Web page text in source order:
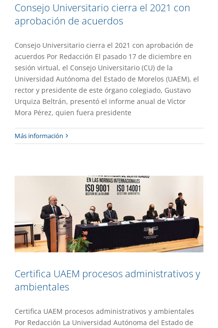
Consejo Universitario cierra el 2021 con
aprobación de acuerdos
Consejo Universitario cierra el 2021 con aprobación de
acuerdos Por Redacción El pasado 17 de diciembre en
sesión virtual, el Consejo Universitario (CU) de la
Universidad Autónoma del Estado de Morelos (UAEM), el
rector y presidente de este órgano colegiado, Gustavo
Urquiza Beltrán, presentó el informe anual de Víctor
Mora Pérez, quien fuera presidente
Más informaciónCertifica UAEM procesos
Certifica UAEM procesos administrativos y
ambientales
Certifica UAEM procesos administrativos y ambientales
Por Redacción La Universidad Autónoma del Estado de